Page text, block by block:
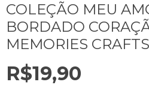
COLEÇÃO MEU
BORDADO
MEMORIES
R$19,90